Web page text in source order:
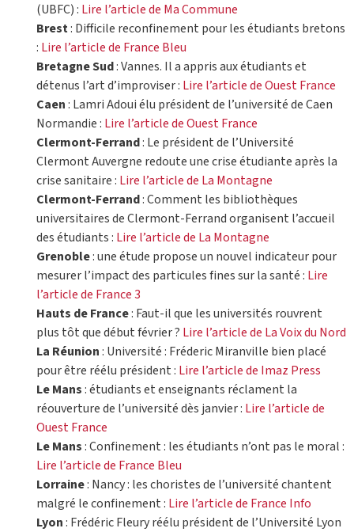
(UBFC) : Lire l’article de Ma Commune
Brest: Difficile reconfinement pour les étudiants bretons
: Lire l’article de France Bleu
Bretagne Sud: Vannes. Il a appris aux étudiants et
détenus l’art d’improviser : Lire l’article de Ouest France
Caen: Lamri Adoui élu président de l’université de Caen
Normandie : Lire l’article de Ouest France
Clermont-Ferrand: Le président de l’Université
Clermont Auvergne redoute une crise étudiante après la
crise sanitaire : Lire l’article de La Montagne
Clermont-Ferrand: Comment les bibliothèques
universitaires de Clermont-Ferrand organisent l’accueil
des étudiants : Lire l’article de La Montagne
Grenoble: une étude propose un nouvel indicateur pour
mesurer l’impact des particules fines sur la santé : Lire
l’article de France 3
Hauts de France: Faut-il que les universités rouvrent
plus tôt que début février ? Lire l’article de La Voix du Nord
La Réunion: Université : Fréderic Miranville bien placé
pour être réélu président : Lire l’article de Imaz Press
Le Mans: étudiants et enseignants réclament la
réouverture de l’université dès janvier : Lire l’article de
Ouest France
Le Mans: Confinement : les étudiants n’ont pas le moral :
Lire l’article de France Bleu
Lorraine: Nancy : les choristes de l’université chantent
malgré le confinement : Lire l’article de France Info
Lyon: Frédéric Fleury réélu président de l’Université Lyon